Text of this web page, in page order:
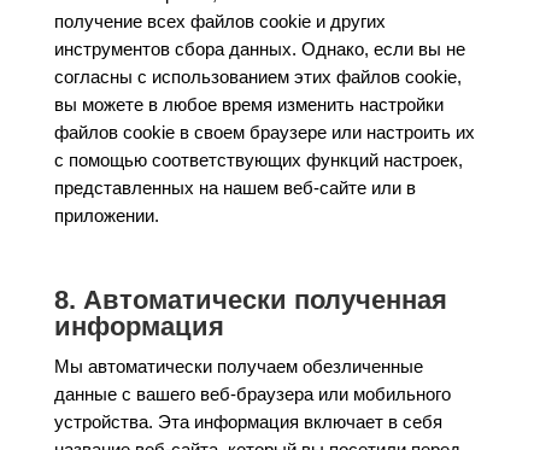
получение всех файлов cookie и других
инструментов сбора данных. Однако, если вы не
согласны с использованием этих файлов cookie,
вы можете в любое время изменить настройки
файлов cookie в своем браузере или настроить их
с помощью соответствующих функций настроек,
представленных на нашем веб-сайте или в
приложении.
8. Автоматически полученная
информация
Мы автоматически получаем обезличенные
данные с вашего веб-браузера или мобильного
устройства. Эта информация включает в себя